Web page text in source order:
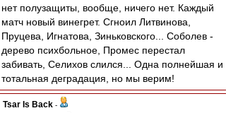
нет полузащиты, вообще, ничего нет. Каждый
матч новый винегрет. Сгноил Литвинова,
Пруцева, Игнатова, Зиньковского... Соболев -
дерево психбольное, Промес перестал
забивать, Селихов слился... Одна полнейшая и
тотальная деградация, но мы верим!
Tsar Is Back -